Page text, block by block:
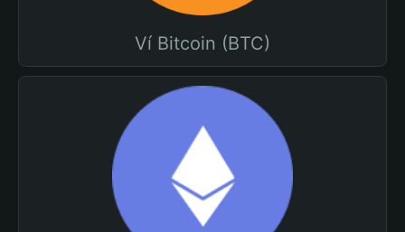
Ví Bitcoin (BTC)